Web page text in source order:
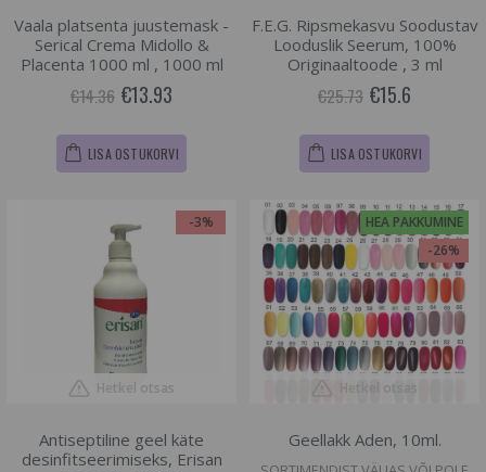
Vaala platsenta juustemask -
Serical Crema Midollo &
Placenta 1000 ml , 1000 ml
€14.36 €13.93
LISA OSTUKORVI
F.E.G. Ripsmekasvu Soodustav
Looduslik Seerum, 100%
Originaaltoode , 3 ml
€25.73 €15.6
LISA OSTUKORVI
-3%
Hetkel otsas
Antiseptiline geel käte
desinfitseerimiseks, Erisan
HEA PAKKUMINE
-26%
Hetkel otsas
Geellakk Aden, 10ml.